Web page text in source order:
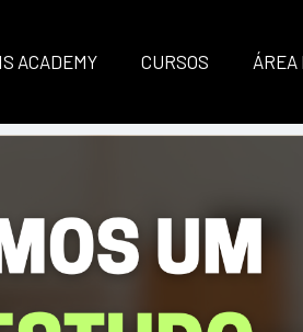
ACADEMY CURSOS ÁREA